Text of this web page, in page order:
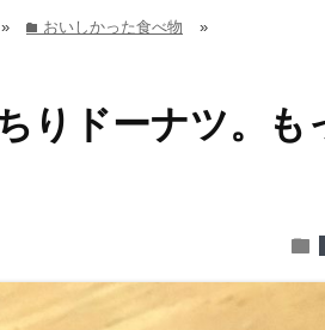
» folder おいしかった食べ物 »
りドーナツ。も
folder